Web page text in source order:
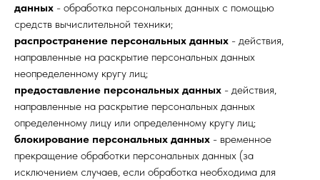
данных - обработка персональных данных с помощью
средств вычислительной техники;
распространение персональных данных - действия,
направленные на раскрытие персональных данных
неопределенному кругу лиц;
предоставление персональных данных - действия,
направленные на раскрытие персональных данных
определенному лицу или определенному кругу лиц;
блокирование персональных данных - временное
прекращение обработки персональных данных (за
исключением случаев, если обработка необходима для